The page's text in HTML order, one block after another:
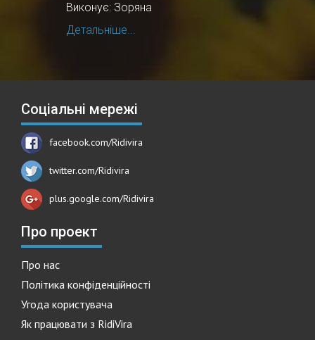
Виконує: Зоряна
Детальніше...
Соціальні мережі
facebook.com/Ridivira
twitter.com/Ridivira
plus.google.com/Ridivira
Про проект
Про нас
Політика конфіденційності
Угода користувача
Як працювати з RidiVira